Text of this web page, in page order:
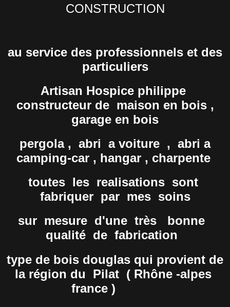
CONSTRUCTION
au service des professionnels et des
particuliers
Artisan Hospice philippe
constructeur de maison en bois ,
garage en bois
pergola , abri a voiture , abri a
camping-car , hangar , charpente
toutes les realisations sont
fabriquer par mes soins
sur mesure d'une très bonne
qualité de fabrication
type de bois douglas qui provient de
la région du Pilat ( Rhône -alpes
france )